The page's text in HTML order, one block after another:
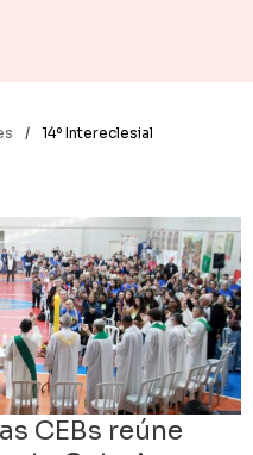
/ 14º Intereclesial
CEBs reúne